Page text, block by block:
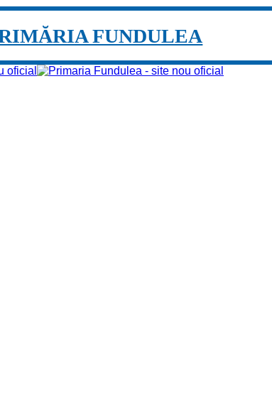
FUNDULEA